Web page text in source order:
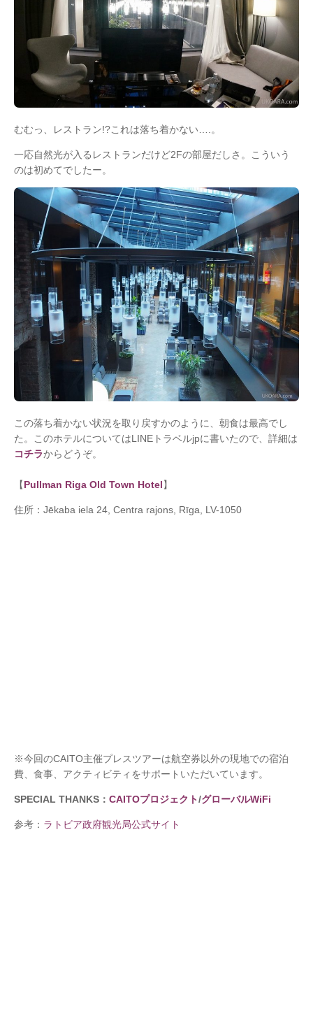
むむっ、レストラン!?これは落ち着かない….。
一応自然光が入るレストランだけど2Fの部屋だしさ。こういう
のは初めてでしたー。
この落ち着かない状況を取り戻すかのように、朝食は最高でし
た。このホテルについてはLINEトラベルjpに書いたので、詳細は
コチラからどうぞ。
【Pullman Riga Old Town Hotel】
住所：Jēkaba iela 24, Centra rajons, Rīga, LV-1050
※今回のCAITO主催プレスツアーは航空券以外の現地での宿泊
費、食事、アクティビティをサポートいただいています。
SPECIAL THANKS： CAITOプロジェクト/グローバルWiFi
参考： ラトビア政府観光局公式サイト